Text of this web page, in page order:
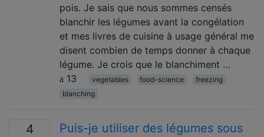
pois. Je sais que nous sommes censés
blanchir les légumes avant la congélation
et mes livres de cuisine à usage général me
disent combien de temps donner à chaque
légume. Je crois que le blanchiment …
13
vegetables food-science
freezing
blanching
4
Puis-je utiliser des légumes sous